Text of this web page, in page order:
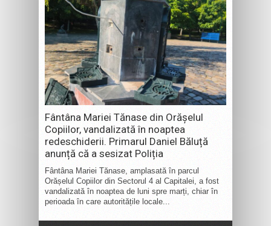
Fântâna Mariei Tănase din Orășelul
Copiilor, vandalizată în noaptea
redeschiderii. Primarul Daniel Băluță
anunță că a sesizat Poliția
Fântâna Mariei Tănase, amplasată în parcul
Orășelul Copiilor din Sectorul 4 al Capitalei, a fost
vandalizată în noaptea de luni spre marți, chiar în
perioada în care autoritățile locale...